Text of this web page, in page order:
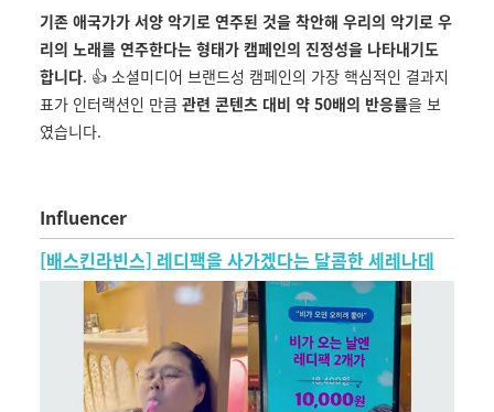
기존 애국가가 서양 악기로 연주된 것을 착안해 우리의 악기로 우
리의 노래를 연주한다는 형태가 캠페인의 진정성을 나타내기도
합니다. 👍 소셜미디어 브랜드성 캠페인의 가장 핵심적인 결과지
표가 인터랙션인 만큼 관련 콘텐츠 대비 약 50배의 반응률을 보
였습니다.
Influencer
[배스킨라빈스] 레디팩을 사가겠다는 달콤한 세레나데